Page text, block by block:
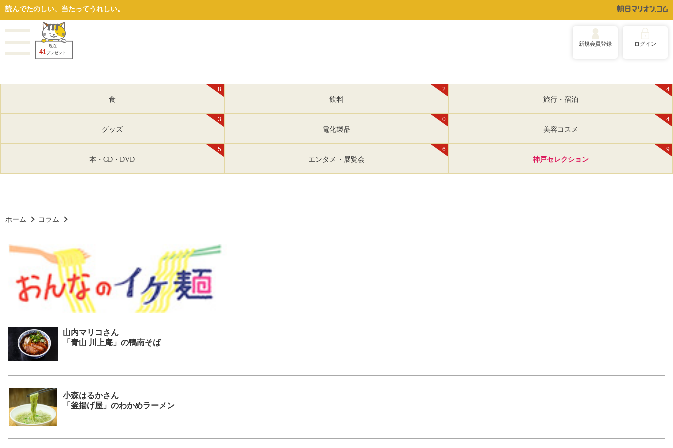
読んでたのしい、当たってうれしい。
現在
41プレゼント
新規会員登録 ログイン
8
食
2
飲料
4
旅行・宿泊
3
グッズ
0
電化製品
4
美容コスメ
5
本・CD・DVD
6
エンタメ・展覧会
9
神戸セレクション
ホーム コラム
山内マリコさん
「青山 川上庵」の鴨南そば
小森はるかさん
「釜揚げ屋」のわかめラーメン